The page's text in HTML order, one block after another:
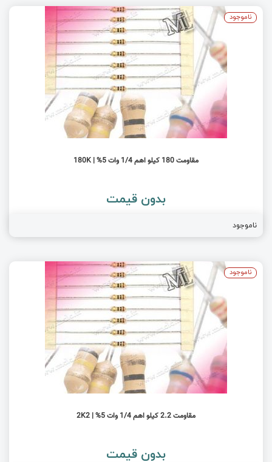
مقاومت 180 کیلو اهم 1/4 وات 5% | 180K
بدون قیمت
ناموجود
ناموجود
مقاومت 2.2 کیلو اهم 1/4 وات 5% | 2K2
بدون قیمت
ناموجود